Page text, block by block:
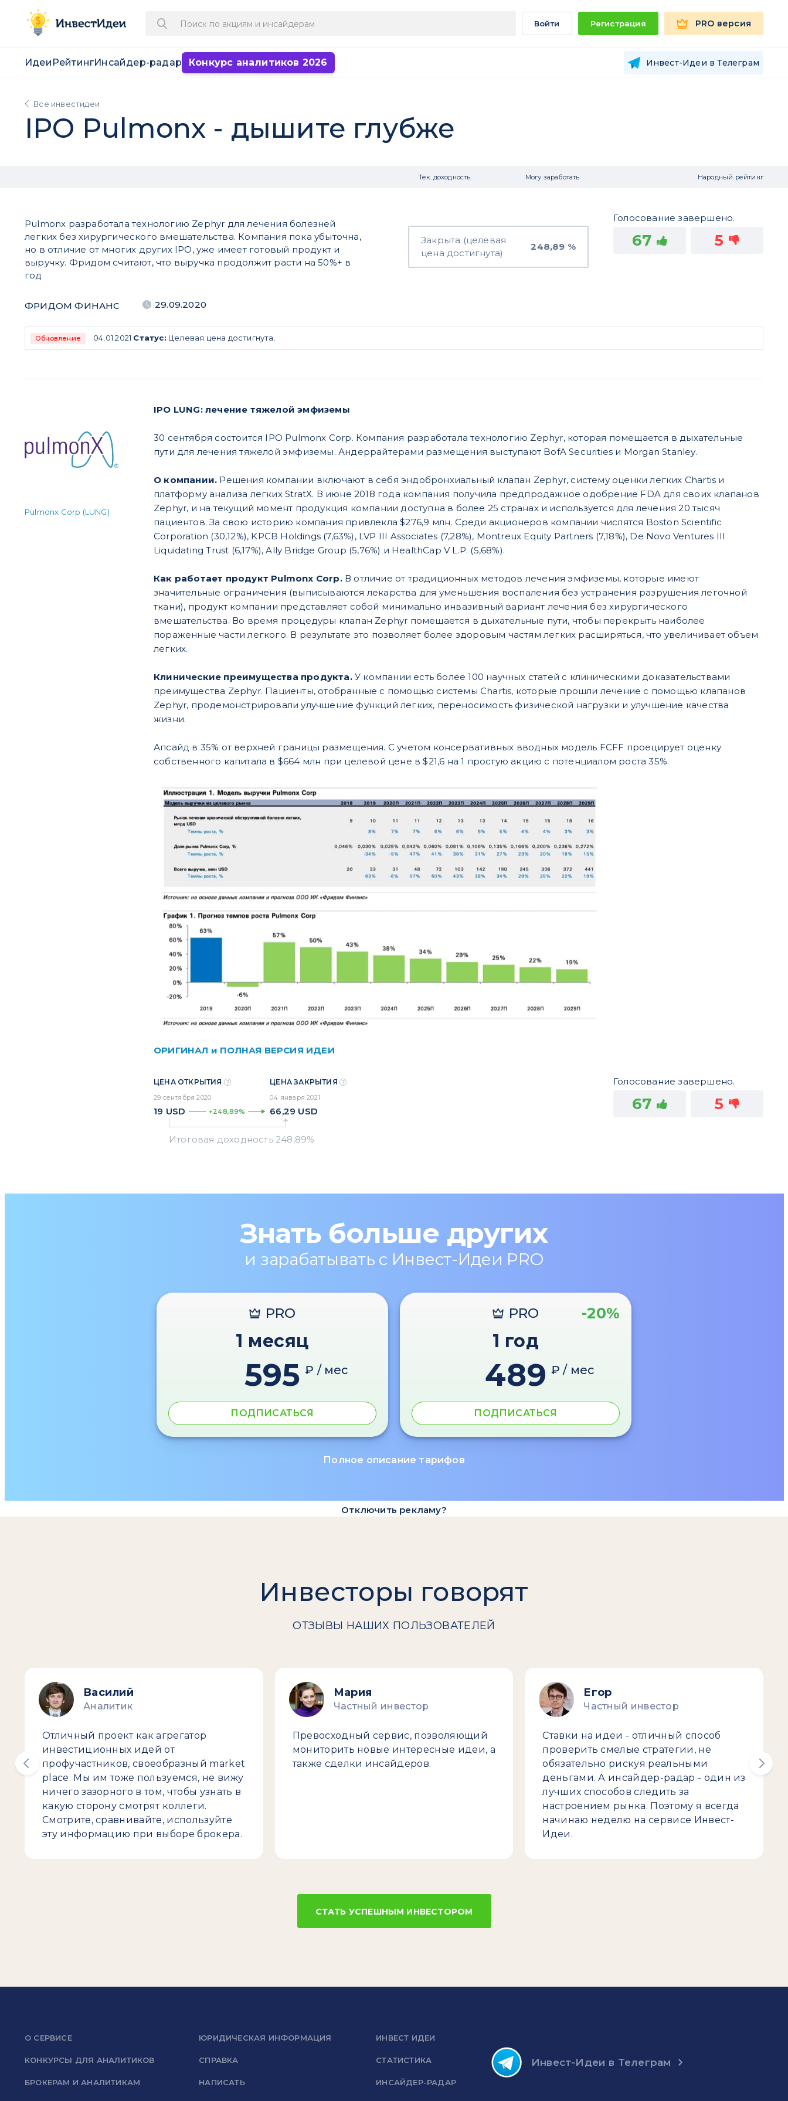
Войти Регистрация PRO версия
Идеи РейтингИнсайдер-радар Конкурс аналитиков 2026 Инвест-Идеи в Телеграм
Все инвестидеи
IPO Pulmonx - дышите глубже
Тек. доходность Могу заработать Народный рейтинг
Pulmonx разработала технологию Zephyr для лечения болезней
легких без хирургического вмешательства. Компания пока убыточна,
но в отличие от многих других IPO, уже имеет готовый продукт и
выручку. Фридом считают, что выручка продолжит расти на 50%+ в
год
Закрыта (целевая
цена достигнута)
248,89 %
Голосование завершено.
67 5
ФРИДОМ ФИНАНС 29.09.2020
Обновление 04.01.2021 Статус: Целевая цена достигнута.
Pulmonx Corp (LUNG)
IPO LUNG: лечение тяжелой эмфиземы
30 сентября состоится IPO Pulmonx Corp. Компания разработала технологию Zephyr, которая помещается в дыхательные
пути для лечения тяжелой эмфиземы. Андеррайтерами размещения выступают BofA Securities и Morgan Stanley.
О компании. Решения компании включают в себя эндобронхиальный клапан Zephyr, систему оценки легких Chartis и
платформу анализа легких StratX. В июне 2018 года компания получила предпродажное одобрение FDA для своих клапанов
Zephyr, и на текущий момент продукция компании доступна в более 25 странах и используется для лечения 20 тысяч
пациентов. За свою историю компания привлекла $276,9 млн. Среди акционеров компании числятся Boston Scientific
Corporation (30,12%), KPCB Holdings (7,63%), LVP III Associates (7,28%), Montreux Equity Partners (7,18%), De Novo Ventures III
Liquidating Trust (6,17%), Ally Bridge Group (5,76%) и HealthCap V L.P. (5,68%).
Как работает продукт Pulmonx Corp.В отличие от традиционных методов лечения эмфиземы, которые имеют
значительные ограничения (выписываются лекарства для уменьшения воспаления без устранения разрушения легочной
ткани), продукт компании представляет собой минимально инвазивный вариант лечения без хирургического
вмешательства. Во время процедуры клапан Zephyr помещается в дыхательные пути, чтобы перекрыть наиболее
пораженные части легкого. В результате это позволяет более здоровым частям легких расширяться, что увеличивает объем
легких.
Клинические преимущества продукта. У компании есть более 100 научных статей с клиническими доказательствами
преимущества Zephyr. Пациенты, отобранные с помощью системы Chartis, которые прошли лечение с помощью клапанов
Zephyr, продемонстрировали улучшение функций легких, переносимость физической нагрузки и улучшение качества
жизни.
Апсайд в 35% от верхней границы размещения. C учетом консервативных вводных модель FCFF проецирует оценку
собственного капитала в $664 млн при целевой цене в $21,6 на 1 простую акцию с потенциалом роста 35%.
ОРИГИНАЛ и ПОЛНАЯ ВЕРСИЯ ИДЕИ
ЦЕНА ОТКРЫТИЯ
29 сентября 2020
19 USD +248,89%
ЦЕНА ЗАКРЫТИЯ
04 января 2021
66,29 USD
Голосование завершено.
67 5
Знать больше других
и зарабатывать с Инвест-Идеи PRO
PRO
1 месяц
595 ₽ / мес
ПОДПИСАТЬСЯ
PRO -20%
1 год
489 ₽ / мес
ПОДПИСАТЬСЯ
Полное описание тарифов
Отключить рекламу?
Инвесторы говорят
ОТЗЫВЫ НАШИХ ПОЛЬЗОВАТЕЛЕЙ
Василий
Аналитик
Отличный проект как агрегатор
инвестиционных идей от
профучастников, своеобразный market
place. Мы им тоже пользуемся, не вижу
ничего зазорного в том, чтобы узнать в
какую сторону смотрят коллеги.
Смотрите, сравнивайте, используйте
эту информацию при выборе брокера.
Мария
Частный инвестор
Превосходный сервис, позволяющий
мониторить новые интересные идеи, а
также сделки инсайдеров.
Егор
Частный инвестор
Ставки на идеи - отличный способ
проверить смелые стратегии, не
обязательно рискуя реальными
деньгами. А инсайдер-радар - один из
лучших способов следить за
настроением рынка. Поэтому я всегда
начинаю неделю на сервисе Инвест-
Идеи.
СТАТЬ УСПЕШНЫМ ИНВЕСТОРОМ
Инвест-Идеи в Телеграм
О СЕРВИСЕ
КОНКУРСЫ ДЛЯ АНАЛИТИКОВ
БРОКЕРАМ И АНАЛИТИКАМ
ЮРИДИЧЕСКАЯ ИНФОРМАЦИЯ
СПРАВКА
НАПИСАТЬ
ИНВЕСТ ИДЕИ
СТАТИСТИКА
ИНСАЙДЕР-РАДАР